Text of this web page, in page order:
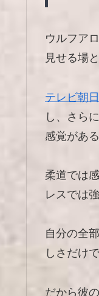
ウルフア
見せる場
テレビ朝
し、さら
感覚があ
柔道では
レスでは
自分の全
しさだけ
だから彼